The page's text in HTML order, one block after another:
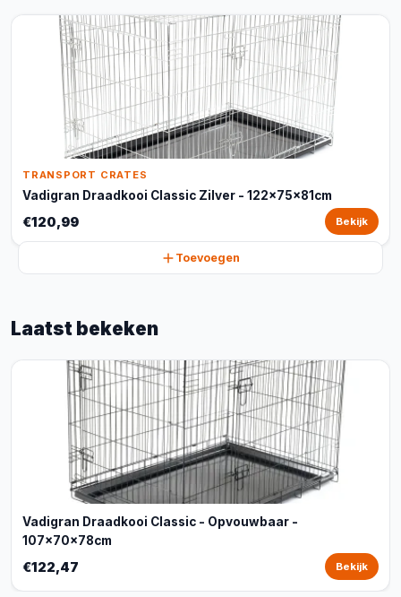
TRANSPORT CRATES
Vadigran Draadkooi Classic Zilver - 122x75x81cm
€120,99 Bekijk
Toevoegen
Laatst bekeken
Vadigran Draadkooi Classic - Opvouwbaar -
107x70x78cm
€122,47 Bekijk